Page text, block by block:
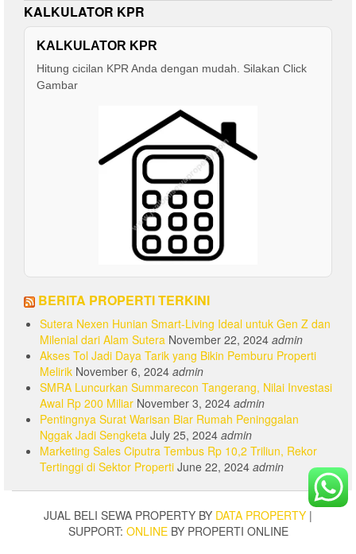
KALKULATOR KPR
KALKULATOR KPR
Hitung cicilan KPR Anda dengan mudah. Silakan Click
Gambar
BERITA PROPERTI TERKINI
Sutera Nexen Hunian Smart-Living Ideal untuk Gen Z dan
Milenial dari Alam Sutera November 22, 2024 admin
Akses Tol Jadi Daya Tarik yang Bikin Pemburu Properti
Melirik November 6, 2024 admin
SMRA Luncurkan Summarecon Tangerang, Nilai Investasi
Awal Rp 200 Miliar November 3, 2024 admin
Pentingnya Surat Warisan Biar Rumah Peninggalan
Nggak Jadi Sengketa July 25, 2024 admin
Marketing Sales Ciputra Tembus Rp 10,2 Triliun, Rekor
Tertinggi di Sektor Properti June 22, 2024 admin
JUAL BELI SEWA PROPERTY BY DATA PROPERTY |
SUPPORT: ONLINEBY PROPERTI ONLINE